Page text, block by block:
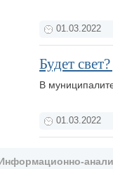
01.03.2022
Будет
В
01.03.2022